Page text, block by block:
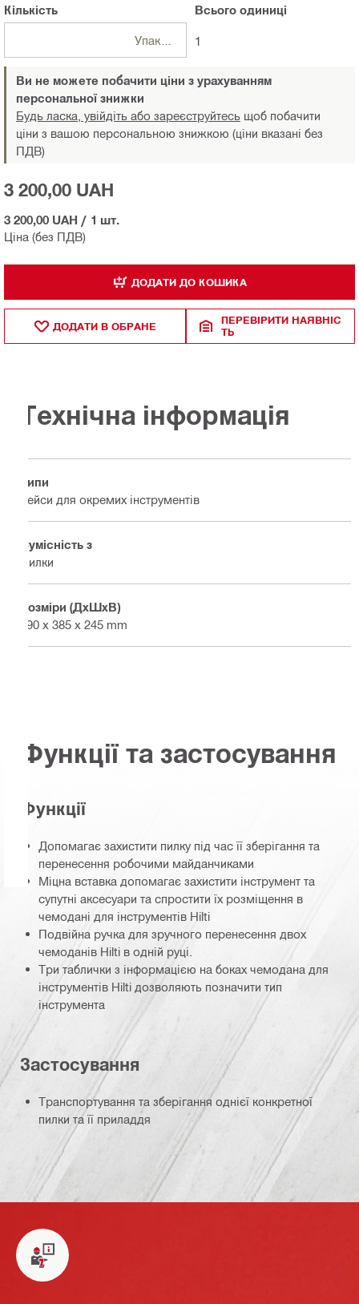
Кількість
Упаковки
Всьогоодиниці
1
Ви не можете побачити ціни з урахуванням
персональної знижки
Будь ласка, увійдіть або зареєструйтесь щоб побачити
ціни з вашою персональною знижкою (ціни вказані без
ПДВ)
Ціна (без ПДВ)
3 200,00 UAH
3 200,00 UAH / 1 шт.
ДОДАТИ ДО КОШИКА
ДОДАТИ В ОБРАНЕ
ПЕРЕВІРИТИ НАЯВНІС
ТЬ
Технічна інформація
Типи
Кейси для окремих інструментів
Сумісність з
Пилки
Розміри (ДхШхВ)
590 x 385 x 245 mm
Функції та застосування
Функції
Допомагає захистити пилку під час її зберігання та
перенесення робочими майданчиками
Міцна вставка допомагає захистити інструмент та
супутні аксесуари та спростити їх розміщення в
чемодані для інструментів Hilti
Подвійна ручка для зручного перенесення двох
чемоданів Hilti в одній руці.
Три таблички з інформацією на боках чемодана для
інструментів Hilti дозволяють позначити тип
інструмента
Застосування
Транспортування та зберігання однієї конкретної
пилки та її приладдя